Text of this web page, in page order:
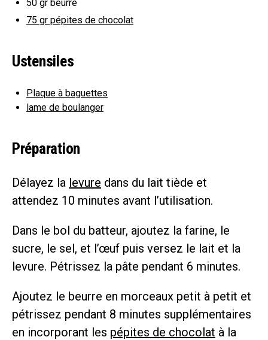
50 gr beurre
75 gr pépites de chocolat
Ustensiles
Plaque à baguettes
lame de boulanger
Préparation
Délayez la levure dans du lait tiède et
attendez 10 minutes avant l’utilisation.
Dans le bol du batteur, ajoutez la farine, le
sucre, le sel, et l’œuf puis versez le lait et la
levure. Pétrissez la pâte pendant 6 minutes.
Ajoutez le beurre en morceaux petit à petit et
pétrissez pendant 8 minutes supplémentaires
en incorporant les pépites de chocolat à la